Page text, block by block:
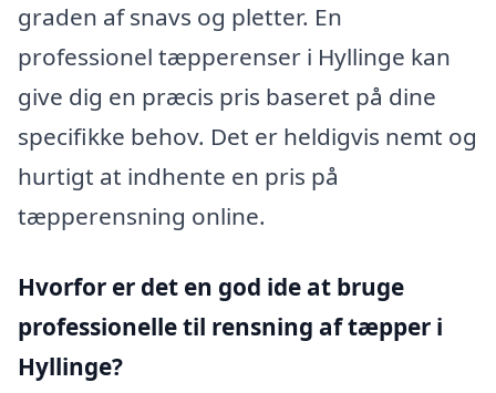
graden af snavs og pletter. En
professionel tæpperenser i Hyllinge kan
give dig en præcis pris baseret på dine
specifikke behov. Det er heldigvis nemt og
hurtigt at indhente en pris på
tæpperensning online.
Hvorfor er det en god ide at bruge
professionelle til rensning af tæpper i
Hyllinge?